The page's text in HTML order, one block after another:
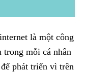
là một công
mỗi cá nhân
phát triển vì trên